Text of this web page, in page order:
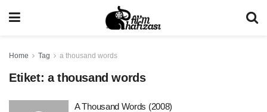
Home Tag a thousand words
Etiket: a thousand words
A Thousand Words (2008)